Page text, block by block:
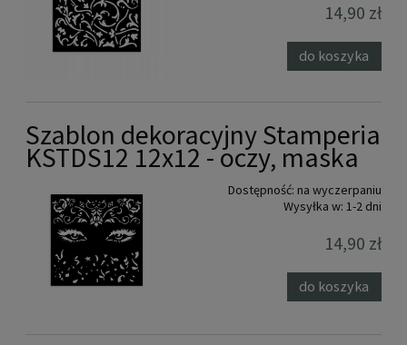
14,90 zł
do koszyka
Szablon dekoracyjny Stamperia
KSTDS12 12x12 - oczy, maska
Dostępność: na wyczerpaniu
Wysyłka w: 1-2 dni
14,90 zł
do koszyka